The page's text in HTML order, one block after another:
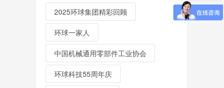
2025环球集团精彩回顾
环球一家人
中国机械通用零部件工业协会
环球科技55周年庆